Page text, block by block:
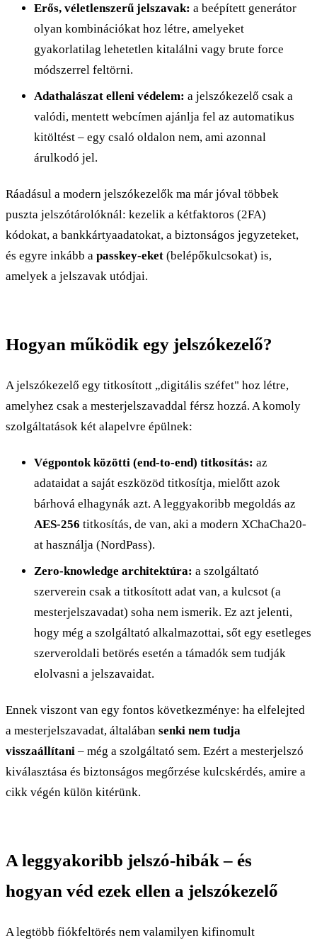
Erős, véletlenszerű jelszavak: a beépített generátor
olyan kombinációkat hoz létre, amelyeket
gyakorlatilag lehetetlen kitalálni vagy brute force
módszerrel feltörni.
Adathalászat elleni védelem: a jelszókezelő csak a
valódi, mentett webcímen ajánlja fel az automatikus
kitöltést – egy csaló oldalon nem, ami azonnal
árulkodó jel.
Ráadásul a modern jelszókezelők ma már jóval többek
puszta jelszótárolóknál: kezelik a kétfaktoros (2FA)
kódokat, a bankkártyaadatokat, a biztonságos jegyzeteket,
és egyre inkább a passkey-eket (belépőkulcsokat) is,
amelyek a jelszavak utódjai.
Hogyan működik egy jelszókezelő?
A jelszókezelő egy titkosított „digitális széfet" hoz létre,
amelyhez csak a mesterjelszavaddal férsz hozzá. A komoly
szolgáltatások két alapelvre épülnek:
Végpontok közötti (end-to-end) titkosítás: az
adataidat a saját eszközöd titkosítja, mielőtt azok
bárhová elhagynák azt. A leggyakoribb megoldás az
AES-256 titkosítás, de van, aki a modern XChaCha20-
at használja (NordPass).
Zero-knowledge architektúra: a szolgáltató
szerverein csak a titkosított adat van, a kulcsot (a
mesterjelszavadat) soha nem ismerik. Ez azt jelenti,
hogy még a szolgáltató alkalmazottai, sőt egy esetleges
szerveroldali betörés esetén a támadók sem tudják
elolvasni a jelszavaidat.
Ennek viszont van egy fontos következménye: ha elfelejted
a mesterjelszavadat, általában senki nem tudja
visszaállítani – még a szolgáltató sem. Ezért a mesterjelszó
kiválasztása és biztonságos megőrzése kulcskérdés, amire a
cikk végén külön kitérünk.
A leggyakoribb jelszó-hibák – és
hogyan véd ezek ellen a jelszókezelő
A legtöbb fiókfeltörés nem valamilyen kifinomult